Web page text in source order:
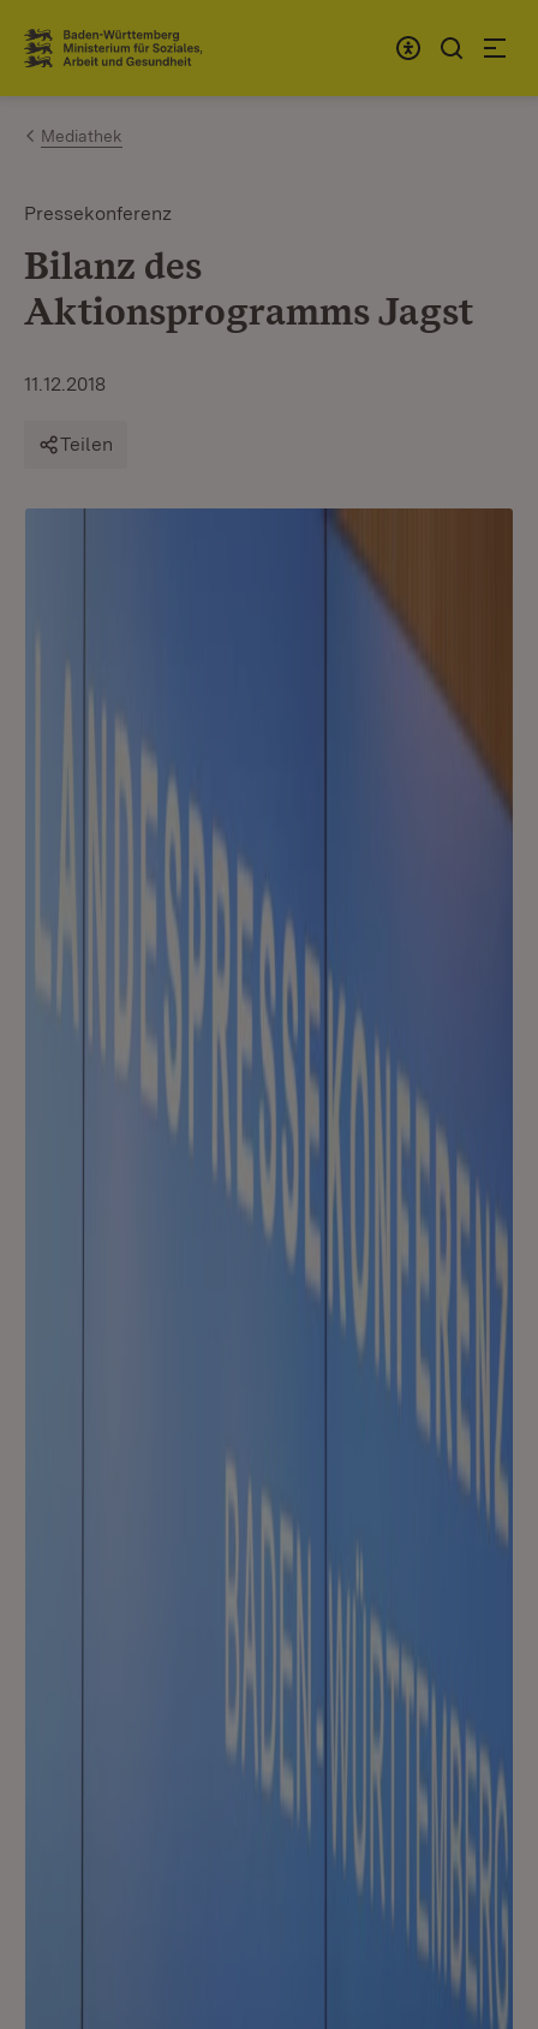
Zum Inhalt springen
Link zur Startseite
Mediathek
Pressekonferenz
Bilanz des
Aktionsprogramms Jagst
11.12.2018
Teilen